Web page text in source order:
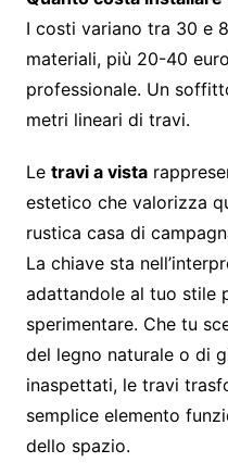
I costi variano tra 30 e
materiali, più 20-40
professionale. Un
metri lineari di travi.
Le travi a vista
estetico che valorizza
rustica casa di
La chiave sta
adattandole al tuo stile
sperimentare. Che tu
del legno naturale o di
inaspettati, le travi
semplice elemento
dello spazio.